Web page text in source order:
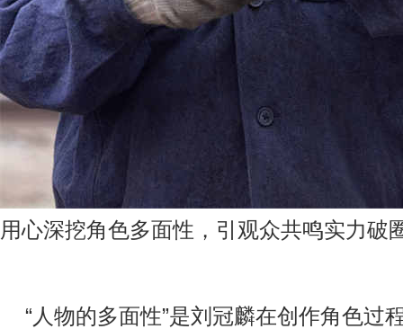
用心深挖角色多面性，引观众共鸣实力破
“人物的多面性”是刘冠麟在创作角色过